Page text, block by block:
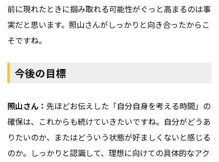
前に現れたときに掴み取れる可能性がぐっと高まるのは事
実だと思います。照山さんがしっかりと向き合ったからこ
そですね。
今後の目標
照山さん： 先ほどお伝えした「自分自身を考える時間」の
確保は、これからも続けていきたいですね。自分がどうあ
りたいのか、またはどういう状態が好ましくないと感じる
のか。しっかりと認識して、理想に向けての具体的なアク